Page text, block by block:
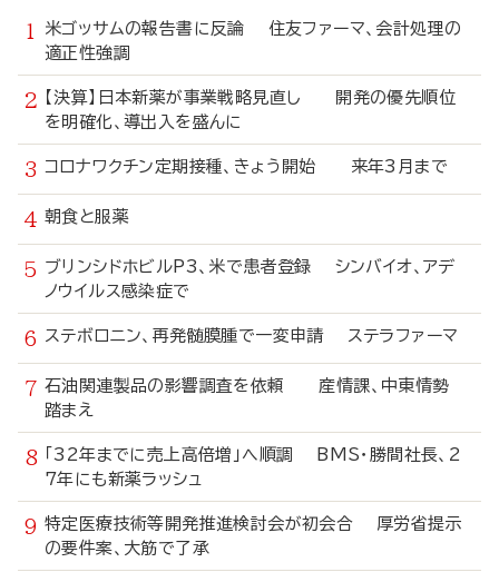
米ゴッサムの報告書に反論 住友ファーマ、会計処理の
適正性強調
【決算】日本新薬が事業戦略見直し 開発の優先順位
を明確化、導出入を盛んに
コロナワクチン定期接種、きょう開始 来年3月まで
朝食と服薬
ブリンシドホビルP3、米で患者登録 シンバイオ、アデ
ノウイルス感染症で
ステボロニン、再発髄膜腫で一変申請 ステラファーマ
石油関連製品の影響調査を依頼 産情課、中東情勢
踏まえ
「32年までに売上高倍増」へ順調 BMS・勝間社長、2
7年にも新薬ラッシュ
特定医療技術等開発推進検討会が初会合 厚労省提示
の要件案、大筋で了承